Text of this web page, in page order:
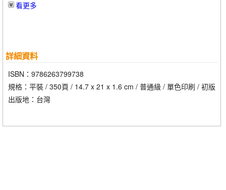
第十三章──召集十一位人才吧
看更多
詳細資料
ISBN：9786263799738
規格：平裝 / 350頁 / 14.7 x 21 x 1.6 cm / 普通級 / 單色印刷 / 初版
出版地：台灣